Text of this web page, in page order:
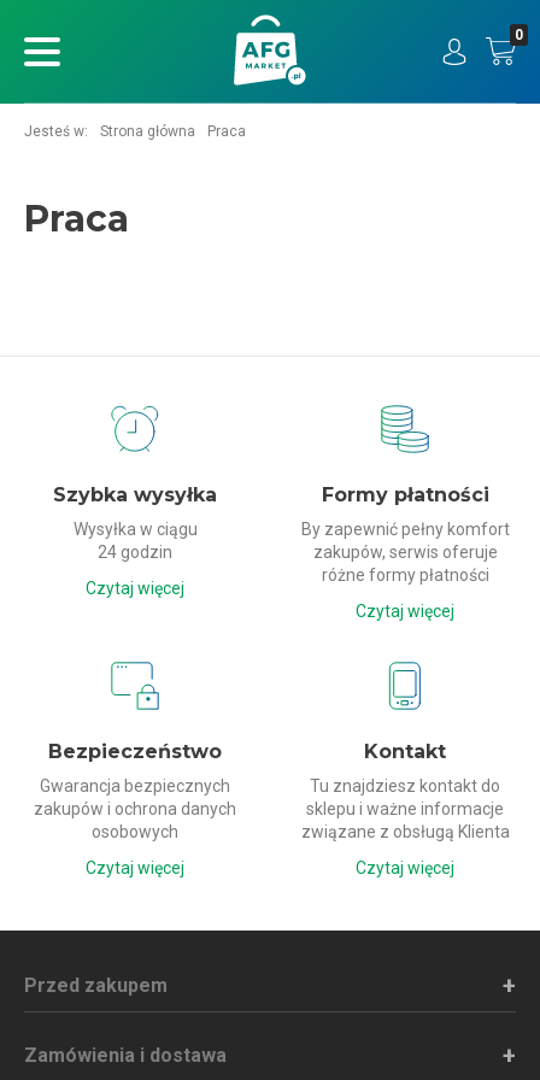
0
Jesteś w: Strona główna Praca
Praca
Dlaczego my?
Szybka wysyłka
Wysyłka w ciągu
24 godzin
Czytaj więcej
Formy płatności
By zapewnić pełny komfort
zakupów, serwis oferuje
różne formy płatności
Czytaj więcej
Bezpieczeństwo
Gwarancja bezpiecznych
zakupów i ochrona danych
osobowych
Czytaj więcej
Kontakt
Tu znajdziesz kontakt do
sklepu i ważne informacje
związane z obsługą Klienta
Czytaj więcej
Przed zakupem
Zamówienia i dostawa